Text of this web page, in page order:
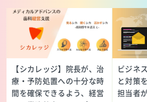
【シカレッジ】院長が、治
療・予防処置への十分な時
間を確保できるよう、経営
ビジネ
と対策
担当者